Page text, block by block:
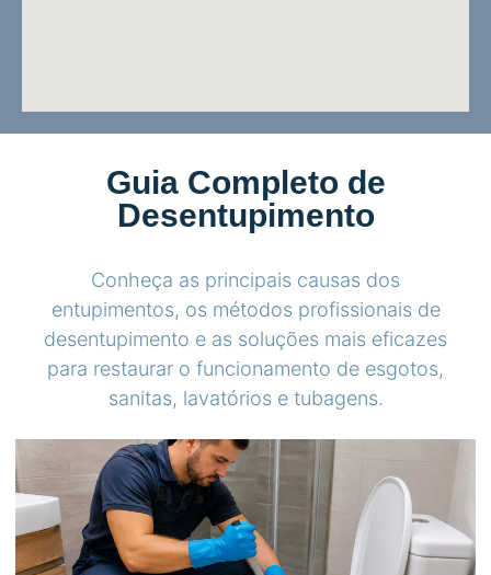
Guia Completo de
Desentupimento
Conheça as principais causas dos
entupimentos, os métodos profissionais de
desentupimento e as soluções mais eficazes
para restaurar o funcionamento de esgotos,
sanitas, lavatórios e tubagens.